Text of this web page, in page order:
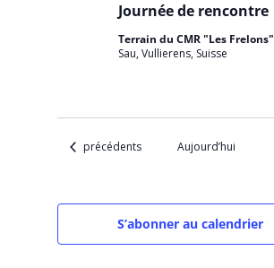
Journée de rencontre
Terrain du CMR "Les Frelons"
Sau, Vullierens, Suisse
Évènements
précédents Aujourd’hui
S’abonner au calendrier